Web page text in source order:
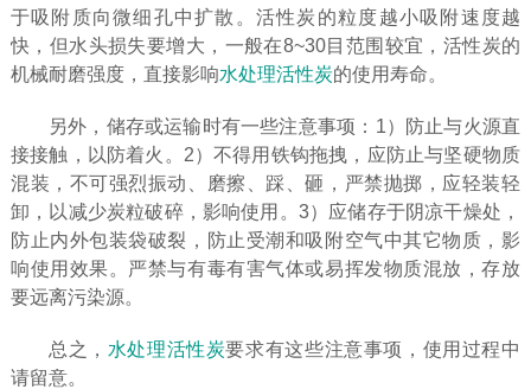
于吸附质向微细孔中扩散。活性炭的粒度越小吸附速度越
快，但水头损失要增大，一般在8~30目范围较宜，活性炭的
机械耐磨强度，直接影响水处理活性炭的使用寿命。
另外，储存或运输时有一些注意事项：1）防止与火源直
接接触，以防着火。2）不得用铁钩拖拽，应防止与坚硬物质
混装，不可强烈振动、磨擦、踩、砸，严禁抛掷，应轻装轻
卸，以减少炭粒破碎，影响使用。3）应储存于阴凉干燥处，
防止内外包装袋破裂，防止受潮和吸附空气中其它物质，影
响使用效果。严禁与有毒有害气体或易挥发物质混放，存放
要远离污染源。
总之， 水处理活性炭要求有这些注意事项，使用过程中
请留意。